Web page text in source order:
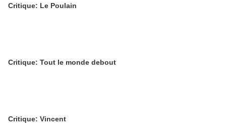
Critique: Le Poulain
Critique: Tout le monde debout
Critique: Vincent